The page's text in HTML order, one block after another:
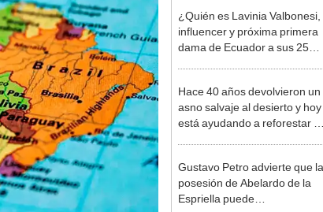
siete décadas
influencer y próxima primera
dama de Ecuador a sus 25
años?
asno salvaje al desierto y hoy
está ayudando a reforestar el
ecosistema de forma natural
posesión de Abelardo de la
Espriella puede
desencadenar una guerra